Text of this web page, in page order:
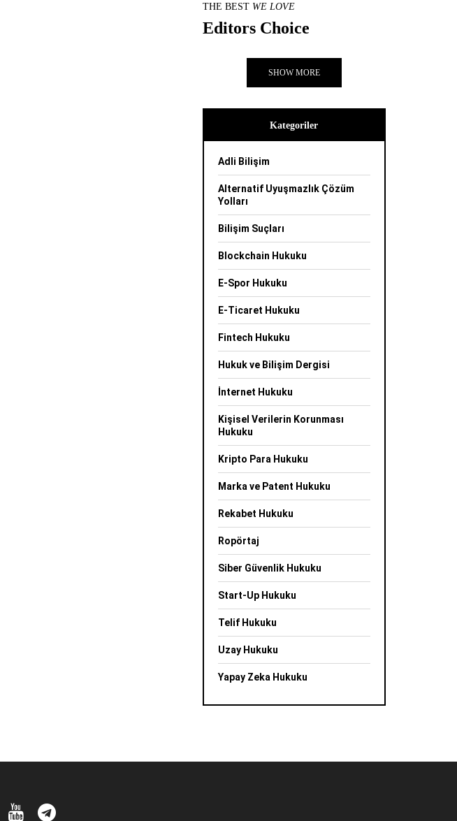
THE BEST WE LOVE
Editors Choice
SHOW MORE
Kategoriler
Adli Bilişim
Alternatif Uyuşmazlık Çözüm
Yolları
Bilişim Suçları
Blockchain Hukuku
E-Spor Hukuku
E-Ticaret Hukuku
Fintech Hukuku
Hukuk ve Bilişim Dergisi
İnternet Hukuku
Kişisel Verilerin Korunması
Hukuku
Kripto Para Hukuku
Marka ve Patent Hukuku
Rekabet Hukuku
Ropörtaj
Siber Güvenlik Hukuku
Start-Up Hukuku
Telif Hukuku
Uzay Hukuku
Yapay Zeka Hukuku